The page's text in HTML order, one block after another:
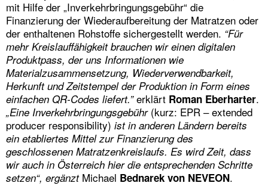
mit Hilfe der „Inverkehrbringungsgebühr“ die
Finanzierung der Wiederaufbereitung der Matratzen oder
der enthaltenen Rohstoffe sichergestellt werden. “Für
mehr Kreislauffähigkeit brauchen wir einen digitalen
Produktpass, der uns Informationen wie
Materialzusammensetzung, Wiederverwendbarkeit,
Herkunft und Zeitstempel der Produktion in Form eines
einfachen QR-Codes liefert.”erklärt Roman Eberharter.
„Eine Inverkehrbringungsgebühr (kurz: EPR – extended
producer responsibility) ist in anderen Ländern bereits
ein etabliertes Mittel zur Finanzierung des
geschlossenen Matratzenkreislaufs. Es wird Zeit, dass
wir auch in Österreich hier die entsprechenden Schritte
setzen“, ergänztMichael Bednarek von NEVEON.